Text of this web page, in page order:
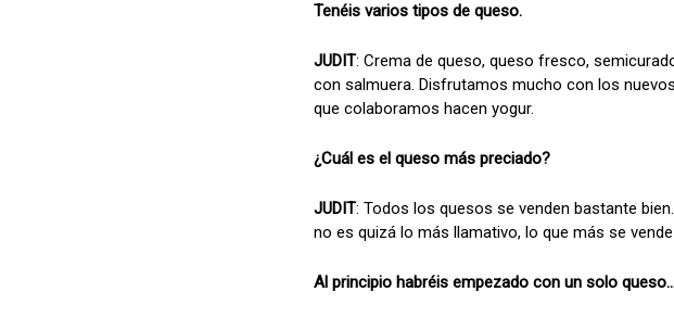
Tenéis varios tipos de queso.
JUDIT: Crema de queso, queso fresco,
con salmuera. Disfrutamos mucho con los
que colaboramos hacen yogur.
¿Cuál es el queso más preciado?
JUDIT: Todos los quesos se venden bastante
no es quizá lo más llamativo, lo que más se
Al principio habréis empezado con un solo